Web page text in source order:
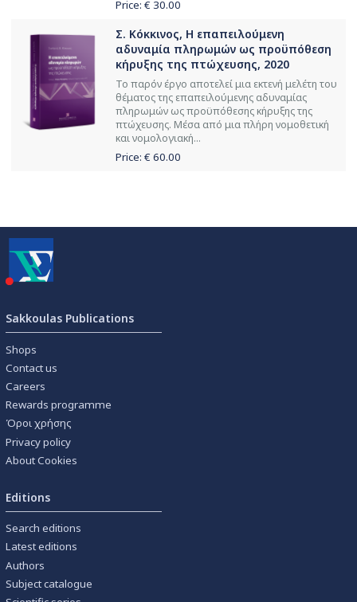
Price: € 30.00
Σ. Κόκκινος, Η επαπειλούμενη
αδυναμία πληρωμών ως προϋπόθεση
κήρυξης της πτώχευσης, 2020
Το παρόν έργο αποτελεί μια εκτενή μελέτη του
θέματος της επαπειλούμενης αδυναμίας
πληρωμών ως προϋπόθεσης κήρυξης της
πτώχευσης. Μέσα από μια πλήρη νομοθετική
και νομολογιακή...
Price: € 60.00
Sakkoulas Publications
Shops
Contact us
Careers
Rewards programme
Όροι χρήσης
Privacy policy
About Cookies
Editions
Search editions
Latest editions
Authors
Subject catalogue